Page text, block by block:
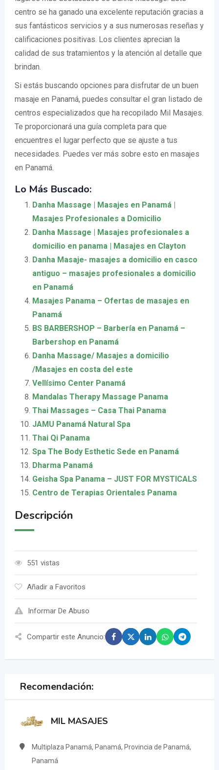
centro se ha ganado una excelente reputación gracias a
sus fantásticos servicios y a sus numerosas reseñas y
calificaciones positivas. Los clientes aprecian la
calidad de sus tratamientos y la atención al detalle que
brindan.
Si estás buscando opciones para disfrutar de un buen
masaje en Panamá, puedes consultar el gran listado de
centros especializados que ha recopilado Mil Masajes.
Te proporcionará una guía completa para que
encuentres el lugar perfecto que se ajuste a tus
necesidades. Puedes ver más sobre esto en masajes
en Panamá.
Lo Más Buscado:
Danha Massage | Masajes en Panamá |
Masajes Profesionales a Domicilio
Danha Massage | Masajes profesionales a
domicilio en panama | Masajes en Clayton
Danha Masaje- masajes a domicilio en casco
antiguo – masajes profesionales a domicilio
en Panamá
Masajes Panama – Ofertas de masajes en
Panamá
BS BARBERSHOP – Barbería en Panamá –
Barbershop en Panamá
Danha Massage/ Masajes a domicilio
/Masajes en costa del este
Vellísimo Center Panamá
Mandalas Therapy Massage Panama
Thai Massages – Casa Thai Panama
JAMU Panamá Natural Spa
Thai Qi Panama
Spa The Body Esthetic Sede en Panamá
Dharma Panamá
Geisha Spa Panama – JUST FOR MYSTICALS
Centro de Terapias Orientales Panama
Descripción
551 vistas
Añadir a Favoritos
Informar De Abuso
Compartir este Anuncio:
Recomendación:
MIL MASAJES
Multiplaza Panamá, Panamá, Provincia de Panamá,
Panamá